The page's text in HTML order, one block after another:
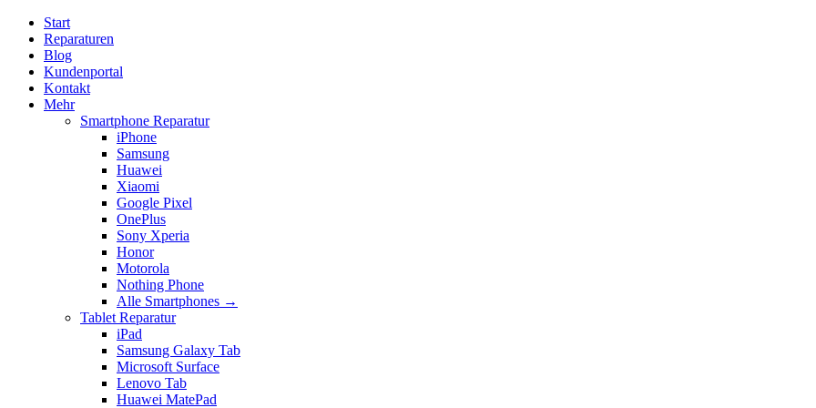
Start
Reparaturen
Blog
Kundenportal
Kontakt
Mehr
Smartphone Reparatur
iPhone
Samsung
Huawei
Xiaomi
Google Pixel
OnePlus
Sony Xperia
Honor
Motorola
Nothing Phone
Alle Smartphones →
Tablet Reparatur
iPad
Samsung Galaxy Tab
Microsoft Surface
Lenovo Tab
Huawei MatePad